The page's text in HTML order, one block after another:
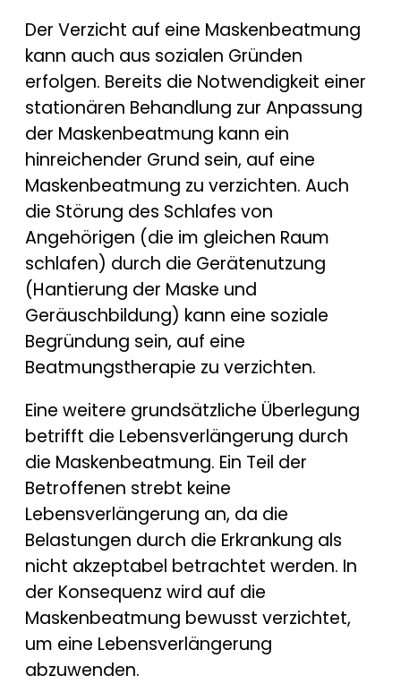
Der Verzicht auf eine Maskenbeatmung
kann auch aus sozialen Gründen
erfolgen. Bereits die Notwendigkeit einer
stationären Behandlung zur Anpassung
der Maskenbeatmung kann ein
hinreichender Grund sein, auf eine
Maskenbeatmung zu verzichten. Auch
die Störung des Schlafes von
Angehörigen (die im gleichen Raum
schlafen) durch die Gerätenutzung
(Hantierung der Maske und
Geräuschbildung) kann eine soziale
Begründung sein, auf eine
Beatmungstherapie zu verzichten.
Eine weitere grundsätzliche Überlegung
betrifft die Lebensverlängerung durch
die Maskenbeatmung. Ein Teil der
Betroffenen strebt keine
Lebensverlängerung an, da die
Belastungen durch die Erkrankung als
nicht akzeptabel betrachtet werden. In
der Konsequenz wird auf die
Maskenbeatmung bewusst verzichtet,
um eine Lebensverlängerung
abzuwenden.